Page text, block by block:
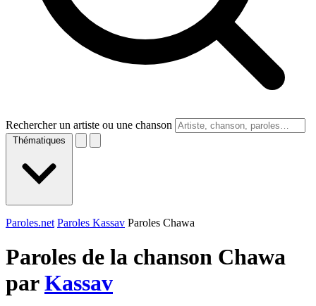
Rechercher un artiste ou une chanson
Thématiques
Paroles.net Paroles Kassav Paroles Chawa
Paroles de la chanson Chawa
parKassav